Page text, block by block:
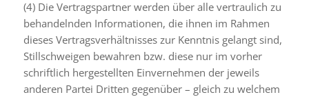
(4) Die Vertragspartner werden über alle vertraulich zu
behandelnden Informationen, die ihnen im Rahmen
dieses Vertragsverhältnisses zur Kenntnis gelangt sind,
Stillschweigen bewahren bzw. diese nur im vorher
schriftlich hergestellten Einvernehmen der jeweils
anderen Partei Dritten gegenüber – gleich zu welchem